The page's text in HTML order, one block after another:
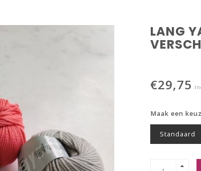
LANG
€29,75
Maak een
Standaard